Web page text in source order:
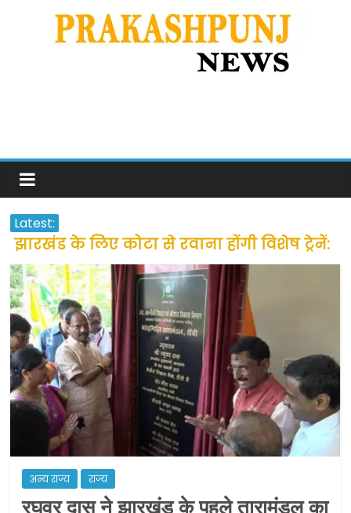
Latest:
झारखंड के लिए कोटा से रवाना होंगी विशेष ट्रेनें:
सीएम हेमंत सोरेन
उत्तराखंड के अन्य राज्यों में फंसे लोगों की जल्द
होगी घर वापसी
प्रवासियों व मजदूरों को दी गई छूट के बाद लोगो
ने कराया पंजीयन: राजस्थान सरकार
शराब और पान की दुकानों को ग्रीन जोन में
खोलने की मिली इजाजत: गृह मंत्रालय
दो हफ्ते के लिए बढ़ाया लॉकडाउन: गृह मंत्रालय
अन्य राज्य राज्य
रघुवर दास ने झारखंड के पहले तारामंडल का